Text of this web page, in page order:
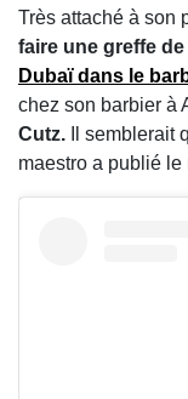
Très attaché à son
faire une greffe de
Dubaï dans le
chez son barbier à
Cutz. Il semblerait
maestro a publié